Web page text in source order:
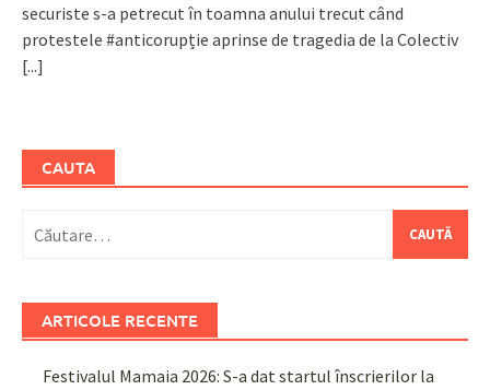
securiste s-a petrecut în toamna anului trecut când
protestele #anticorupție aprinse de tragedia de la Colectiv
[...]
CAUTA
după:
ARTICOLE RECENTE
Festivalul Mamaia 2026: S-a dat startul înscrierilor la